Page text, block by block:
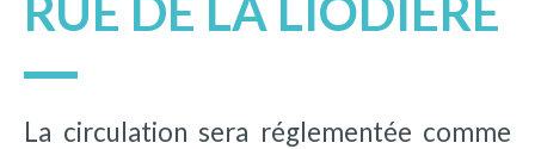
RUE DE LA LIODIÈRE
La circulation sera réglementée comme